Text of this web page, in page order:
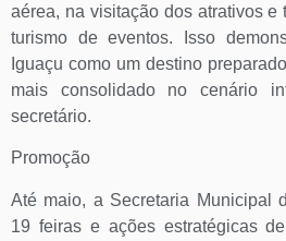
aérea, na visitação dos atrativos e
turismo de eventos. Isso
Iguaçu como um destino
mais consolidado no cenário
secretário.
Promoção
Até maio, a Secretaria Municipal
19 feiras e ações estratégicas